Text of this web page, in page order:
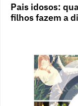
Pais idosos:
filhos fazem a